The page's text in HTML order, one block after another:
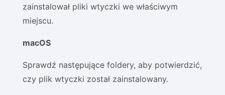
zainstalował pliki wtyczki we właściwym
miejscu.
macOS
Sprawdź następujące foldery, aby potwierdzić,
czy plik wtyczki został zainstalowany.